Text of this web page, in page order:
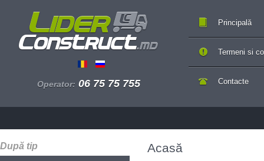
Operator: 06 75 75 755
Principală
Contacte
Termeni si
După tip Acasă